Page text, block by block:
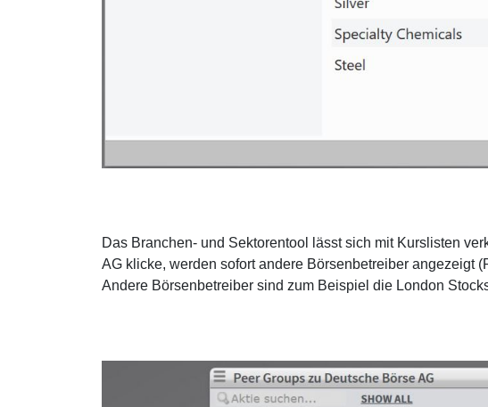
Das Branchen- und Sektorentool lässt sich mit Kurslisten
AG klicke, werden sofort andere Börsenbetreiber angezeigt
Andere Börsenbetreiber sind zum Beispiel die London